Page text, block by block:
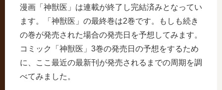
漫画「神獣医」は連載が終了し完結済みとなってい
ます。「神獣医」の最終巻は2巻です。もしも続き
の巻が発売された場合の発売日を予想してみます。
コミック「神獣医」3巻の発売日の予想をするため
に、ここ最近の最新刊が発売されるまでの周期を調
べてみました。